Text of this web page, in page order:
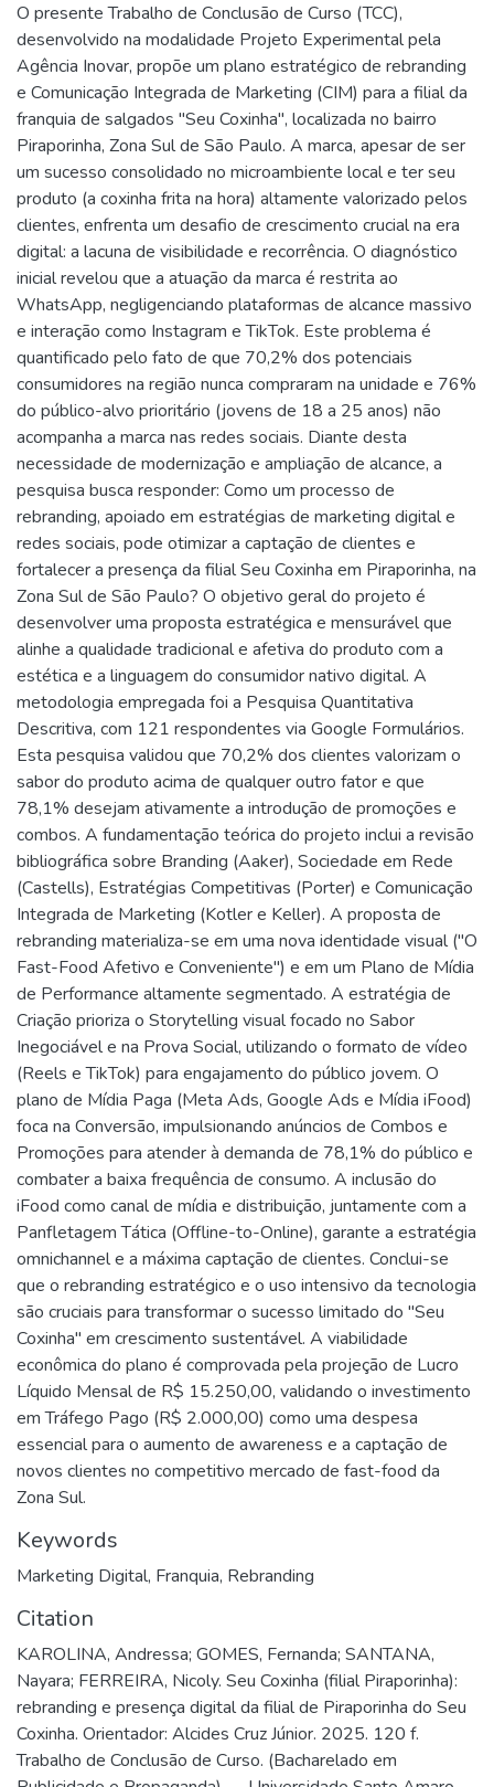
O presente Trabalho de Conclusão de Curso (TCC),
desenvolvido na modalidade Projeto Experimental pela
Agência Inovar, propõe um plano estratégico de rebranding
e Comunicação Integrada de Marketing (CIM) para a filial da
franquia de salgados "Seu Coxinha", localizada no bairro
Piraporinha, Zona Sul de São Paulo. A marca, apesar de ser
um sucesso consolidado no microambiente local e ter seu
produto (a coxinha frita na hora) altamente valorizado pelos
clientes, enfrenta um desafio de crescimento crucial na era
digital: a lacuna de visibilidade e recorrência. O diagnóstico
inicial revelou que a atuação da marca é restrita ao
WhatsApp, negligenciando plataformas de alcance massivo
e interação como Instagram e TikTok. Este problema é
quantificado pelo fato de que 70,2% dos potenciais
consumidores na região nunca compraram na unidade e 76%
do público-alvo prioritário (jovens de 18 a 25 anos) não
acompanha a marca nas redes sociais. Diante desta
necessidade de modernização e ampliação de alcance, a
pesquisa busca responder: Como um processo de
rebranding, apoiado em estratégias de marketing digital e
redes sociais, pode otimizar a captação de clientes e
fortalecer a presença da filial Seu Coxinha em Piraporinha, na
Zona Sul de São Paulo? O objetivo geral do projeto é
desenvolver uma proposta estratégica e mensurável que
alinhe a qualidade tradicional e afetiva do produto com a
estética e a linguagem do consumidor nativo digital. A
metodologia empregada foi a Pesquisa Quantitativa
Descritiva, com 121 respondentes via Google Formulários.
Esta pesquisa validou que 70,2% dos clientes valorizam o
sabor do produto acima de qualquer outro fator e que
78,1% desejam ativamente a introdução de promoções e
combos. A fundamentação teórica do projeto inclui a revisão
bibliográfica sobre Branding (Aaker), Sociedade em Rede
(Castells), Estratégias Competitivas (Porter) e Comunicação
Integrada de Marketing (Kotler e Keller). A proposta de
rebranding materializa-se em uma nova identidade visual ("O
Fast-Food Afetivo e Conveniente") e em um Plano de Mídia
de Performance altamente segmentado. A estratégia de
Criação prioriza o Storytelling visual focado no Sabor
Inegociável e na Prova Social, utilizando o formato de vídeo
(Reels e TikTok) para engajamento do público jovem. O
plano de Mídia Paga (Meta Ads, Google Ads e Mídia iFood)
foca na Conversão, impulsionando anúncios de Combos e
Promoções para atender à demanda de 78,1% do público e
combater a baixa frequência de consumo. A inclusão do
iFood como canal de mídia e distribuição, juntamente com a
Panfletagem Tática (Offline-to-Online), garante a estratégia
omnichannel e a máxima captação de clientes. Conclui-se
que o rebranding estratégico e o uso intensivo da tecnologia
são cruciais para transformar o sucesso limitado do "Seu
Coxinha" em crescimento sustentável. A viabilidade
econômica do plano é comprovada pela projeção de Lucro
Líquido Mensal de R$ 15.250,00, validando o investimento
em Tráfego Pago (R$ 2.000,00) como uma despesa
essencial para o aumento de awareness e a captação de
novos clientes no competitivo mercado de fast-food da
Zona Sul.
Keywords
Marketing Digital, Franquia, Rebranding
Citation
KAROLINA, Andressa; GOMES, Fernanda; SANTANA,
Nayara; FERREIRA, Nicoly. Seu Coxinha (filial Piraporinha):
rebranding e presença digital da filial de Piraporinha do Seu
Coxinha. Orientador: Alcides Cruz Júnior. 2025. 120 f.
Trabalho de Conclusão de Curso. (Bacharelado em